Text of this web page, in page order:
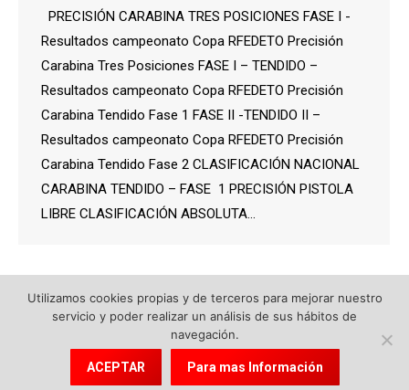
PRECISIÓN CARABINA TRES POSICIONES FASE I -
Resultados campeonato Copa RFEDETO Precisión
Carabina Tres Posiciones FASE I – TENDIDO –
Resultados campeonato Copa RFEDETO Precisión
Carabina Tendido Fase 1 FASE II -TENDIDO II –
Resultados campeonato Copa RFEDETO Precisión
Carabina Tendido Fase 2 CLASIFICACIÓN NACIONAL
CARABINA TENDIDO – FASE 1 PRECISIÓN PISTOLA
LIBRE CLASIFICACIÓN ABSOLUTA…
© 2018 Federación de Tiro Olímpico de la Región de Murcia.
Política de cookies|Aviso Legal Política de protección de datos
Utilizamos cookies propias y de terceros para mejorar nuestro
servicio y poder realizar un análisis de sus hábitos de
navegación.
ACEPTAR Para mas Información